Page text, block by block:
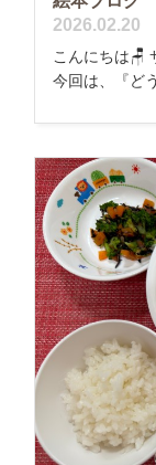
2026.02.20
こんにちは🪑
今回は、『ど